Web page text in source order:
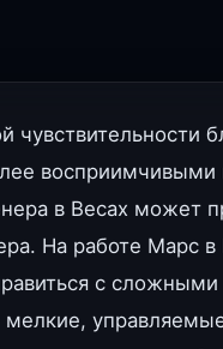
восприимчивыми
в Весах может
На работе Марс
с
мелкие,